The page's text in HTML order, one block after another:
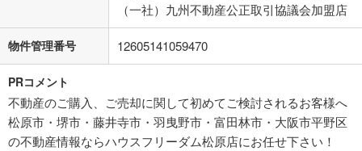
（一社）九州不動産公正取引協議会加盟店
物件管理番号 12605141059470
PRコメント
不動産のご購入、ご売却に関して初めてご検討されるお客様へ
松原市・堺市・藤井寺市・羽曳野市・富田林市・大阪市平野区
の不動産情報ならハウスフリーダム松原店にお任せ下さい！